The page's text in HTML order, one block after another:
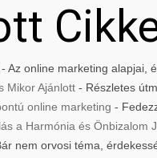
- Az online marketing alapjai,
Mikor Ajánlott - Részletes
online marketing -
a Harmónia és Önbizalom
nem orvosi téma,